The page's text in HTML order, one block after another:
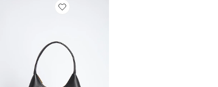
Favorite SAC CANDY